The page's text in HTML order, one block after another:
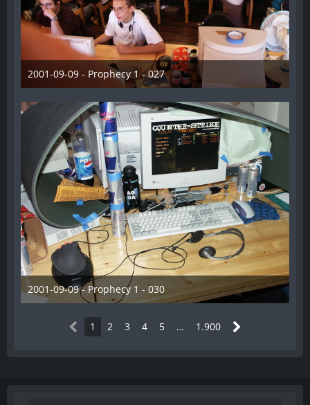
2001-09-09 - Prophecy 1 - 027
28. Dezember 2012
2001-09-09 - Prophecy 1 - 030
28. Dezember 2012
1 2 3 4 5 … 1.900